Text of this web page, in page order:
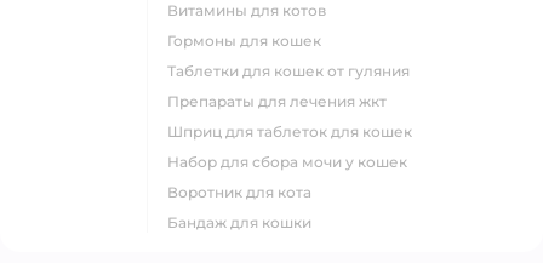
витамины для котов
гормоны для кошек
таблетки для кошек от гуляния
препараты для лечения жкт
шприц для таблеток для кошек
набор для сбора мочи у кошек
воротник для кота
бандаж для кошки